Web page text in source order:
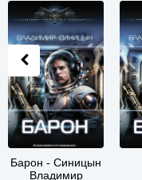
Барон - Синицын
Владимир